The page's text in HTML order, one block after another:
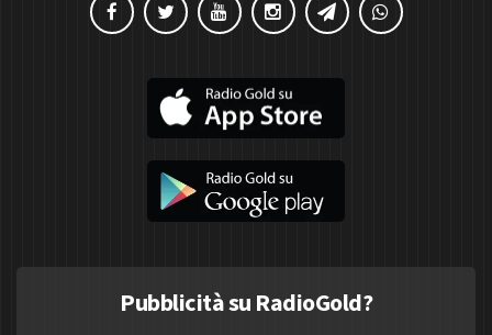
Pubblicità su RadioGold?